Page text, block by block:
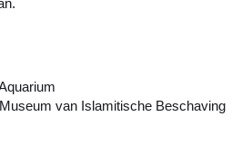
van Islamitische Beschaving